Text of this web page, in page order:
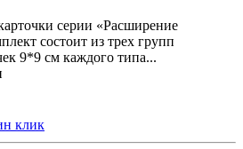
серии «Расширение
состоит из трех групп
9*9 см каждого типа...
клик